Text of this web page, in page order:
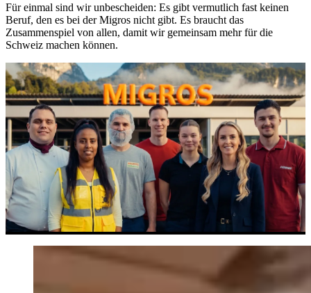
Für einmal sind wir unbescheiden: Es gibt vermutlich fast keinen
Beruf, den es bei der Migros nicht gibt. Es braucht das
Zusammenspiel von allen, damit wir gemeinsam mehr für die
Schweiz machen können.